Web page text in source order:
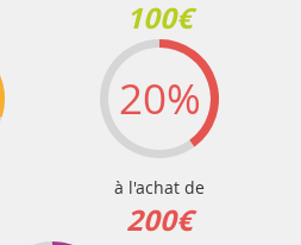
100€
20%
à l'achat de
200€